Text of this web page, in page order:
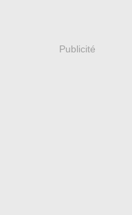
Publicité